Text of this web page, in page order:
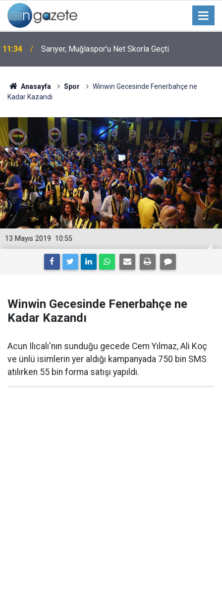
11:34 Sarıyer, Muğlaspor'u Net Skorla Geçti
Anasayfa Spor
Winwin Gecesinde Fenerbahçe ne
Kadar Kazandı
10:55
13 Mayıs 2019
Winwin Gecesinde Fenerbahçe ne
Kadar Kazandı
Acun Ilıcalı'nın sunduğu gecede Cem Yılmaz, Ali Koç
ve ünlü isimlerin yer aldığı kampanyada 750 bin SMS
atılırken 55 bin forma satışı yapıldı.